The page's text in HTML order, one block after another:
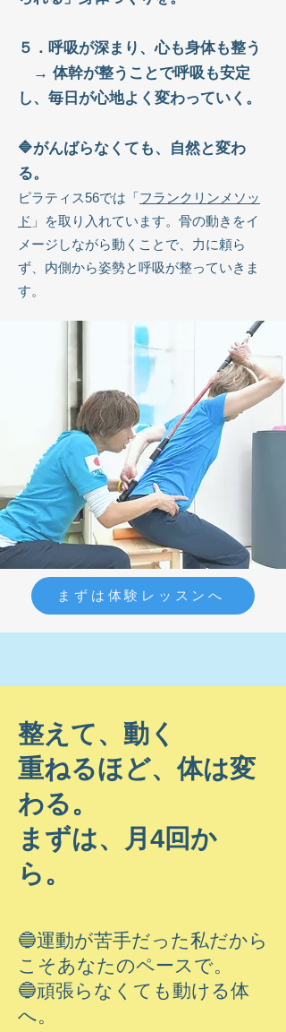
５．呼吸が深まり、心も身体も整う
→ 体幹が整うことで呼吸も安定
し、毎日が心地よく変わっていく。
🔷がんばらなくても、自然と変わ
る。
ピラティス56では「フランクリンメソッ
ド 」を取り入れています。骨の動きをイ
メージしながら動くことで、力に頼ら
ず、内側から姿勢と呼吸が整っていきま
す。
まずは体験レッスンへ
整えて、動く
重ねるほど、体は変
わる。
まずは、月4回か
ら。
🔵運動が苦手だった私だから
こそあなたのペースで。
🔵頑張らなくても動ける体
へ。